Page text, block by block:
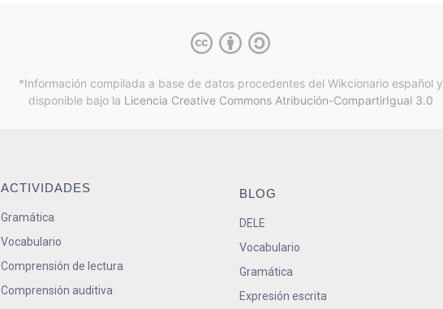
*Información compilada a base de datos procedentes del Wikcionario español y
disponible bajo la Licencia Creative Commons Atribución-CompartirIgual 3.0
ACTIVIDADES
Gramática
Vocabulario
Comprensión de lectura
Comprensión auditiva
BLOG
DELE
Vocabulario
Gramática
Expresión escrita